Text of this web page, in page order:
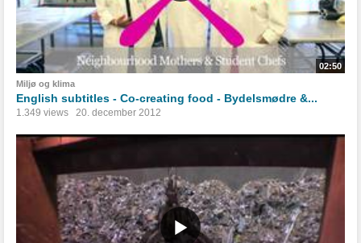
02:50
Miljø og klima
English subtitles - Co-creating food - Bydelsmødre &...
1.349 views 20. december 2012